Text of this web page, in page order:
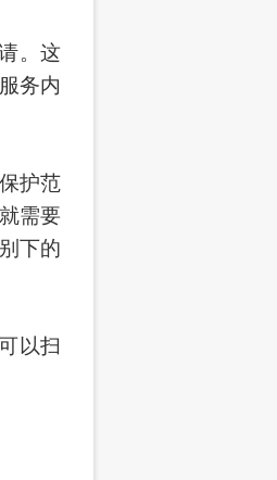
。这
务内
护范
需要
下的
以扫